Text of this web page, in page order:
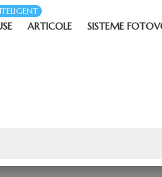
ARTICOLE SISTEME